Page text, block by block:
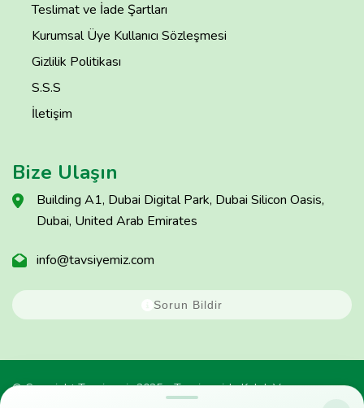
Teslimat ve İade Şartları
Kurumsal Üye Kullanıcı Sözleşmesi
Gizlilik Politikası
S.S.S
İletişim
Bize Ulaşın
Building A1, Dubai Digital Park, Dubai Silicon Oasis,
Dubai, United Arab Emirates
info@tavsiyemiz.com
Sorun Bildir
© Copyright Tavsiyemiz 2025 - Tavsiyemiz'e Kulak Ver